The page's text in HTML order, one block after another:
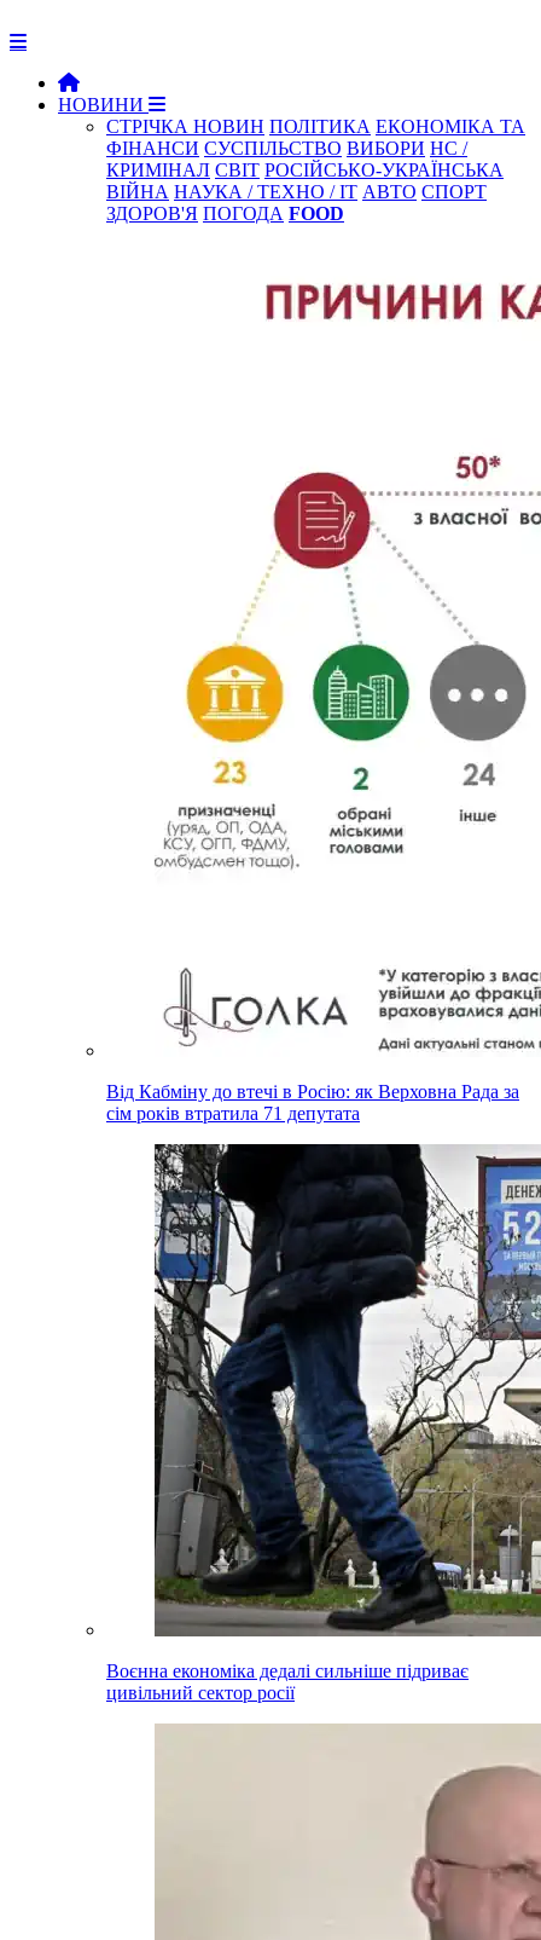
НОВИНИ
СТРІЧКА НОВИН ПОЛІТИКА ЕКОНОМІКА ТА
ФІНАНСИ СУСПІЛЬСТВО ВИБОРИ НС /
КРИМІНАЛ СВІТ РОСІЙСЬКО-УКРАЇНСЬКА
ВІЙНА НАУКА / ТЕХНО / IT АВТО СПОРТ
ЗДОРОВ'Я ПОГОДА FOOD
Від Кабміну до втечі в Росію: як Верховна Рада за
сім років втратила 71 депутата
Воєнна економіка дедалі сильніше підриває
цивільний сектор росії